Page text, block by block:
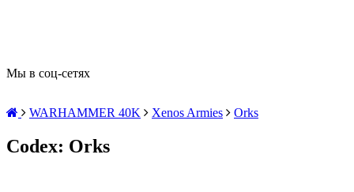
Мы в соц-сетях
WARHAMMER 40K Xenos Armies Orks
Codex: Orks